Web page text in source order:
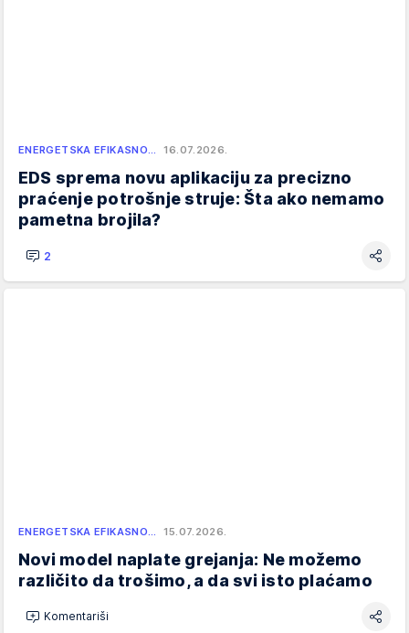
ENERGETSKA EFIKASNO… 16.07.2026.
EDS sprema novu aplikaciju za precizno
praćenje potrošnje struje: Šta ako nemamo
pametna brojila?
2
ENERGETSKA EFIKASNO… 15.07.2026.
Novi model naplate grejanja: Ne možemo
različito da trošimo, a da svi isto plaćamo
Komentariši